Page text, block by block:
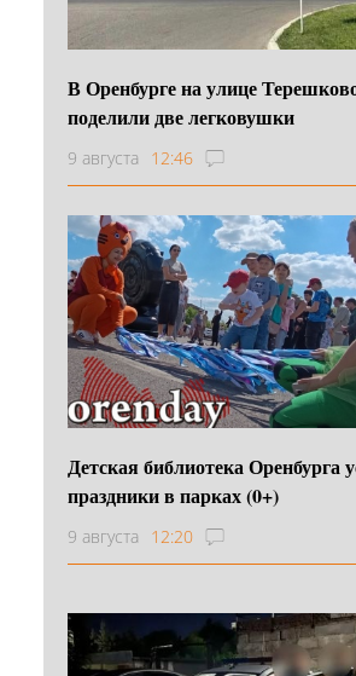
В Оренбурге на улице
поделили две легковушки
9 августа 12:46
Детская библиотека Оренбурга
праздники в парках (0+)
9 августа 12:20